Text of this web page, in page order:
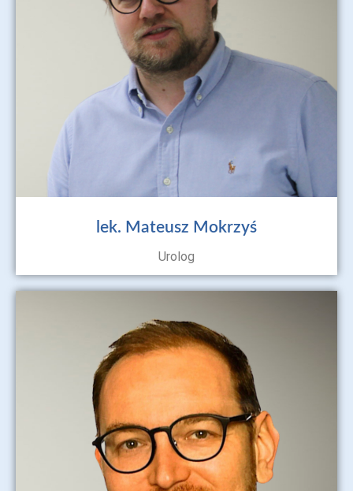
lek. Mateusz Mokrzyś
Urolog